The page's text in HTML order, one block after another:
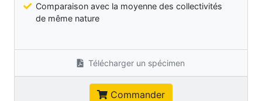
Comparaison avec la moyenne des collectivités
de même nature
Télécharger un spécimen
Commander